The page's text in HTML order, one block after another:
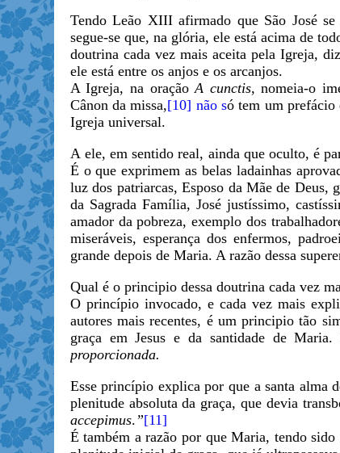
Tendo Leão XIII afirmado que São José
segue-se que, na glória, ele está acima de
doutrina cada vez mais aceita pela Igreja,
ele está entre os anjos e os arcanjos.
A Igreja, na oraçãoA cunctis, nomeia-o
Cânon da missa,[10] não só tem um prefácio
Igreja universal.
A ele, em sentido real, ainda que oculto, é
É o que exprimem as belas ladainhas
luz dos patriarcas, Esposo da Mãe de
da Sagrada Família, José justíssimo,
amador da pobreza, exemplo dos
miseráveis, esperança dos enfermos,
grande depois de Maria. A razão dessa
Qual é o principio dessa doutrina cada vez
O princípio invocado, e cada vez mais
autores mais recentes, é um principio tão
graça em Jesus e da santidade de
proporcionada.
Esse princípio explica por que a santa alma
plenitude absoluta da graça, que devia
accepimus.”[11]
É também a razão por que Maria, tendo sido